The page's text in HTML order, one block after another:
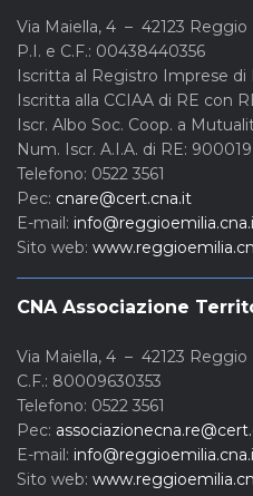
Via Maiella, 4 – 42123 Reggio
P.I. e C.F.: 00438440356
Iscritta al Registro Imprese di
Iscritta alla CCIAA di RE con
Iscr. Albo Soc. Coop. a
Num. Iscr. A.I.A. di RE: 900019
Telefono: 0522 3561
Pec: cnare@cert.cna.it
E-mail:
Sito web:
CNA Associazione
Via Maiella, 4 – 42123 Reggio
C.F.: 80009630353
Telefono: 0522 3561
Pec:
E-mail:
Sito web: